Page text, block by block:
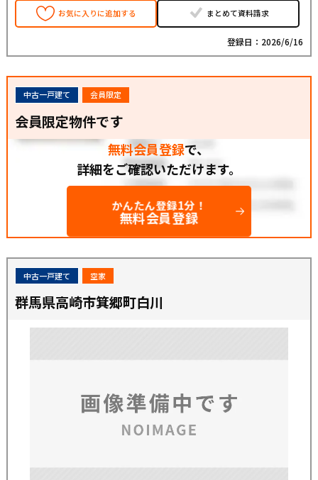
お気に入りに追加する まとめて資料請求
登録日：2026/6/16
中古一戸建て 会員限定
会員限定物件です
無料会員登録で、
詳細をご確認いただけます。
かんたん登録1分！
無料会員登録
中古一戸建て 空家
群馬県高崎市箕郷町白川